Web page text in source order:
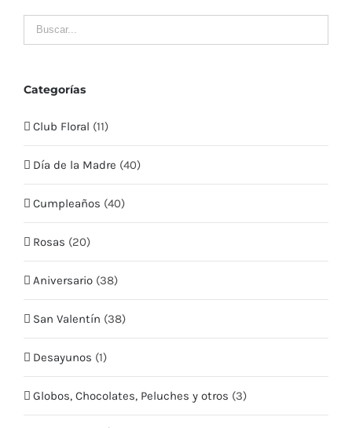
Categorías
Club Floral (11)
Día de la Madre (40)
Cumpleaños (40)
Rosas (20)
Aniversario (38)
San Valentín (38)
Desayunos (1)
Globos, Chocolates, Peluches y otros (3)
MI CUENTA
Mis Pedidos
Mis Datos
Mis Direcciones
Términos y condiciones
Teléfono: +569 5409 2635
Email:info@quieroflores.cl
Web:www.quieroflores.cl
Facebook:/floresymas.cl